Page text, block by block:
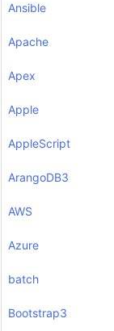
Ansible
Apache
Apex
Apple
AppleScript
ArangoDB3
AWS
Azure
batch
Bootstrap3